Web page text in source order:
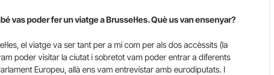
vas poder fer un viatge a Brussel·les. Què us van ensenyar?
el viatge va ser tant per a mi com per als dos accèssits (la
poder visitar la ciutat i sobretot vam poder entrar a diferents
Europeu, allà ens vam entrevistar amb eurodiputats. I